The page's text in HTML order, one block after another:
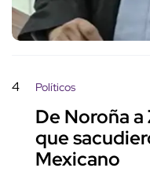
4 Políticos
De Noroña a
que
Mexicano